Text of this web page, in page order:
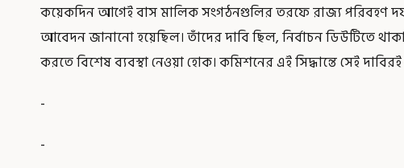
কয়েকদিন আগেই বাস মালিক সংগঠনগুলির তরফে রাজ্য পরিবহণ
আবেদন জানানো হয়েছিল। তাঁদের দাবি ছিল, নির্বাচন ডিউটিতে
করতে বিশেষ ব্যবস্থা নেওয়া হোক। কমিশনের এই সিদ্ধান্তে সেই
-
-